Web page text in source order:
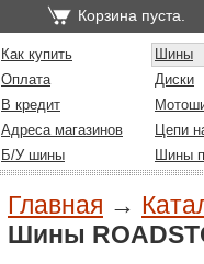
Корзина пуста.
Как купить
Шины
Оплата
Диски
В кредит
Адреса магазинов
Цепи
Б/У шины
Шины
Главная →
Шины